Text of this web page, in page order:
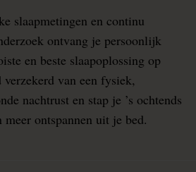
slaapmetingen en continu
ontvang je persoonlijk
en beste slaapoplossing op
van een fysiek,
nachtrust en stap je ’s ochtends
ontspannen uit je bed.